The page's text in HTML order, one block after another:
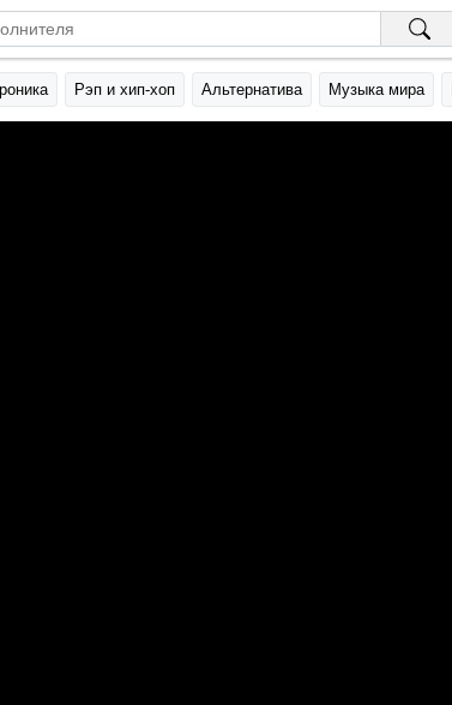
Рэп и хип-хоп Альтернатива Музыка мира